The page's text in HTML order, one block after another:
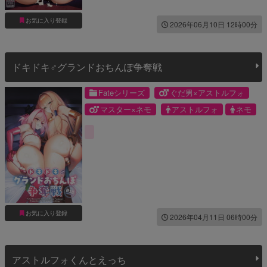
お気に入り登録 2026年06月10日 12時00分
ドキドキ♂グランドおちんぽ争奪戦
お気に入り登録
Fateシリーズ
ぐだ男×アストルフォ
マスター×ネモ
アストルフォ
ネモ
2026年04月11日 06時00分
アストルフォくんとえっち